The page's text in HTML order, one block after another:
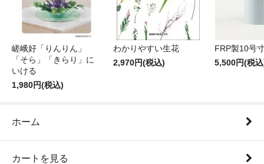
嵯峨好「りんりん」
「そら」「きらり」に
いける
1,980円(税込)
わかりやすい生花
2,970円(税込)
FRP製10号
5,500円(税
ホーム
カートを見る